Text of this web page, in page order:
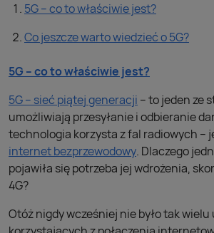
5G – co to właściwie jest?
Co jeszcze warto wiedzieć o 5G?
5G – co to właściwie jest?
5G – sieć piątej generacji – to jeden ze
umożliwiają przesyłanie i odbieranie
technologia korzysta z fal radiowych –
internet bezprzewodowy. Dlaczego
pojawiła się potrzeba jej wdrożenia,
4G?
Otóż nigdy wcześniej nie było tak wielu